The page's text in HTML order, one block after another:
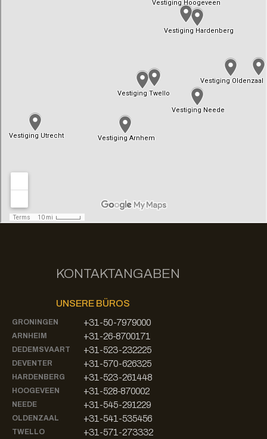
KONTAKTANGABEN
UNSERE BÜROS
GRONINGEN +31-50-7979000
ARNHEIM +31-26-8700171
DEDEMSVAART +31-523-232225
DEVENTER +31-570-626325
HARDENBERG +31-523-261448
HOOGEVEEN +31-528-870002
NEEDE +31-545-291229
OLDENZAAL +31-541-535456
TWELLO +31-571-273332